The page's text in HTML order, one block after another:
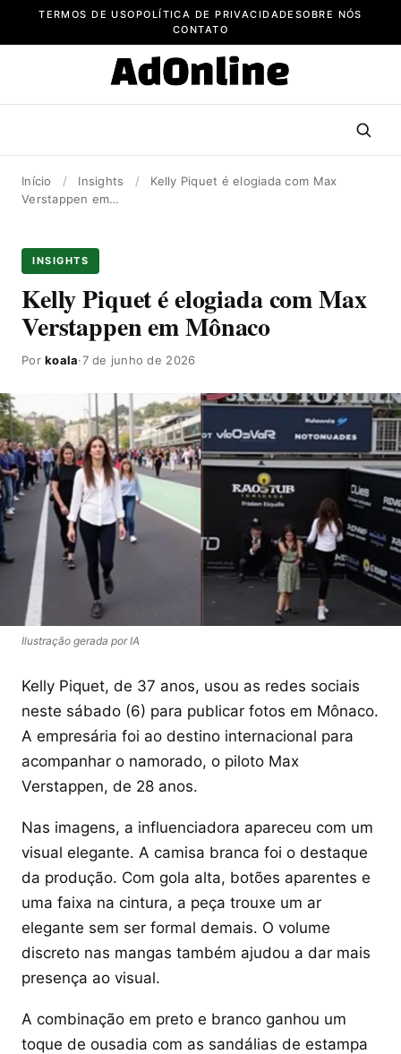
TERMOS DE USOPOLÍTICA DE PRIVACIDADE SOBRE NÓS
CONTATO
Início / Insights /
Kelly Piquet é elogiada com Max
Verstappen em…
INSIGHTS
Kelly Piquet é elogiada com Max
Verstappen em Mônaco
Porkoala·7 de junho de 2026
Ilustração gerada por IA
Kelly Piquet, de 37 anos, usou as redes sociais
neste sábado (6) para publicar fotos em Mônaco.
A empresária foi ao destino internacional para
acompanhar o namorado, o piloto Max
Verstappen, de 28 anos.
Nas imagens, a influenciadora apareceu com um
visual elegante. A camisa branca foi o destaque
da produção. Com gola alta, botões aparentes e
uma faixa na cintura, a peça trouxe um ar
elegante sem ser formal demais. O volume
discreto nas mangas também ajudou a dar mais
presença ao visual.
A combinação em preto e branco ganhou um
toque de ousadia com as sandálias de estampa